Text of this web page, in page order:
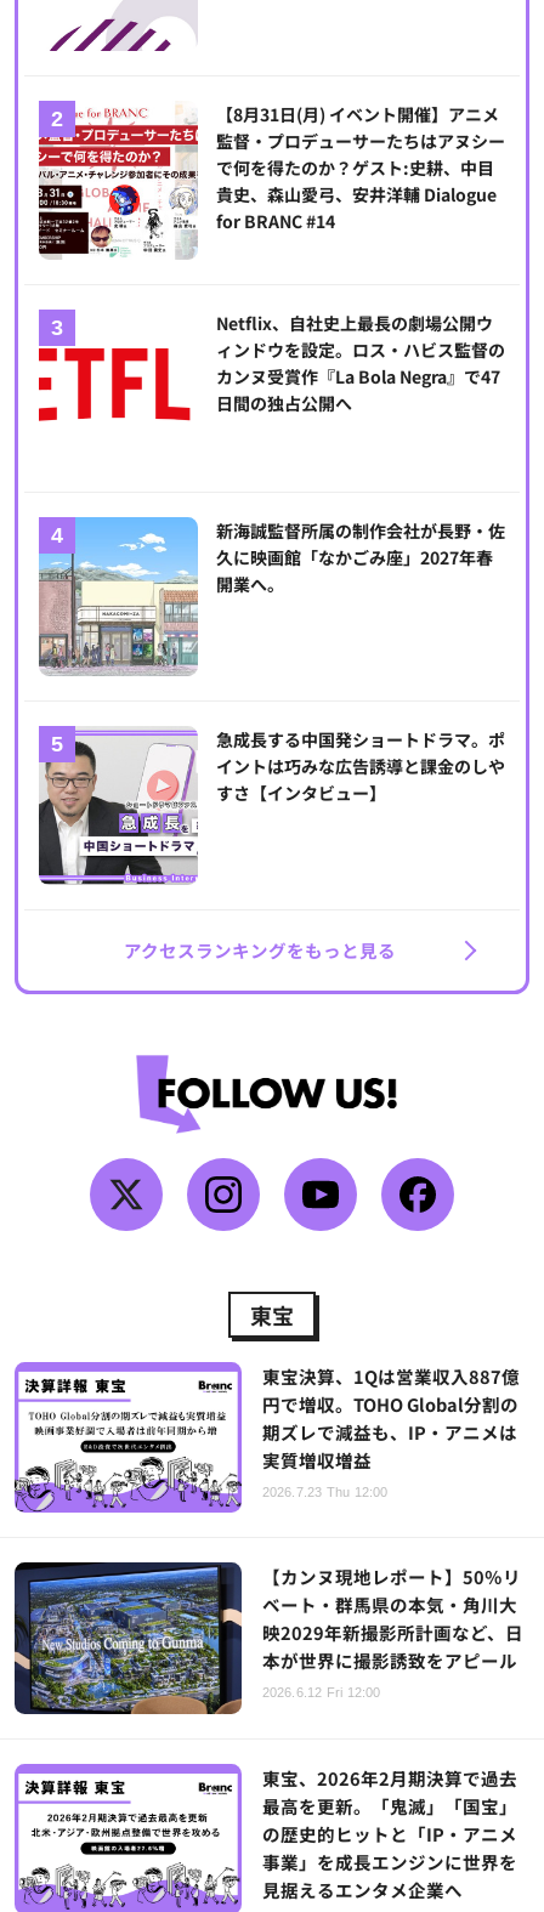
【8月31日(月) イベント開催】アニメ
監督・プロデューサーたちはアヌシー
で何を得たのか？ゲスト:史耕、中目
貴史、森山愛弓、安井洋輔 Dialogue
for BRANC #14
Netflix、自社史上最長の劇場公開ウ
ィンドウを設定。ロス・ハビス監督の
カンヌ受賞作『La Bola Negra』で47
日間の独占公開へ
新海誠監督所属の制作会社が長野・佐
久に映画館「なかごみ座」2027年春
開業へ。
急成長する中国発ショートドラマ。ポ
イントは巧みな広告誘導と課金のしや
すさ【インタビュー】
アクセスランキングをもっと見る
東宝
東宝決算、1Qは営業収入887億
円で増収。TOHO Global分割の
期ズレで減益も、IP・アニメは
実質増収増益
2026.7.23 Thu 12:00
【カンヌ現地レポート】50％リ
ベート・群馬県の本気・角川大
映2029年新撮影所計画など、日
本が世界に撮影誘致をアピール
2026.6.12 Fri 12:00
東宝、2026年2月期決算で過去
最高を更新。「鬼滅」「国宝」
の歴史的ヒットと「IP・アニメ
事業」を成長エンジンに世界を
見据えるエンタメ企業へ